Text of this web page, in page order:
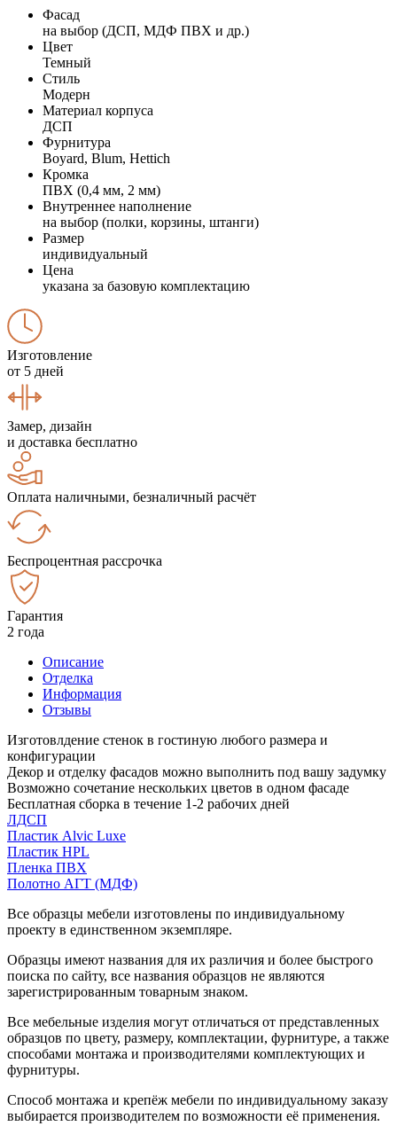
Фасад
на выбор (ДСП, МДФ ПВХ и др.)
Цвет
Темный
Стиль
Модерн
Материал корпуса
ДСП
Фурнитура
Boyard, Blum, Hettich
Кромка
ПВХ (0,4 мм, 2 мм)
Внутреннее наполнение
на выбор (полки, корзины, штанги)
Размер
индивидуальный
Цена
указана за базовую комплектацию
Изготовление
от 5 дней
Замер, дизайн
и доставка бесплатно
Оплата наличными, безналичный расчёт
Беспроцентная рассрочка
Гарантия
2 года
Описание
Отделка
Информация
Отзывы
Изготовлдение стенок в гостиную любого размера и
конфигурации
Декор и отделку фасадов можно выполнить под вашу задумку
Возможно сочетание нескольких цветов в одном фасаде
Бесплатная сборка в течение 1-2 рабочих дней
ЛДСП
Пластик Alvic Luxe
Пластик HPL
Пленка ПВХ
Полотно АГТ (МДФ)
Все образцы мебели изготовлены по индивидуальному
проекту в единственном экземпляре.
Образцы имеют названия для их различия и более быстрого
поиска по сайту, все названия образцов не являются
зарегистрированным товарным знаком.
Все мебельные изделия могут отличаться от представленных
образцов по цвету, размеру, комплектации, фурнитуре, а также
способами монтажа и производителями комплектующих и
фурнитуры.
Способ монтажа и крепёж мебели по индивидуальному заказу
выбирается производителем по возможности её применения.